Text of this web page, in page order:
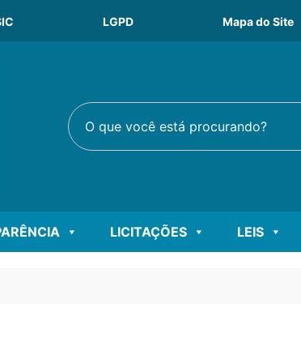
LGPD Mapa do Site
O que você está procurando?
LICITAÇÕES LEIS